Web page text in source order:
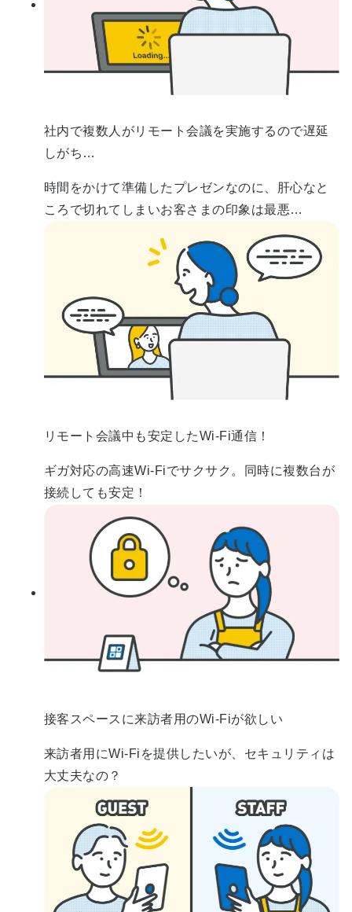
社内で複数人がリモート会議を実施するので遅延
しがち…
時間をかけて準備したプレゼンなのに、肝心なと
ころで切れてしまいお客さまの印象は最悪…
リモート会議中も安定したWi-Fi通信！
ギガ対応の高速Wi-Fiでサクサク。同時に複数台が
接続しても安定！
接客スペースに来訪者用のWi-Fiが欲しい
来訪者用にWi-Fiを提供したいが、セキュリティは
大丈夫なの？